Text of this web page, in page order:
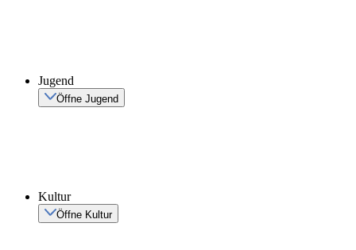
Jugend
Öffne Jugend
Kultur
Öffne Kultur